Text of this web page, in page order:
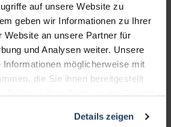
auf unsere Website zu
geben wir Informationen zu Ihrer
Website an unsere Partner für
und Analysen weiter. Unsere
Informationen möglicherweise mit
die Sie ihnen bereitgestellt
Details zeigen